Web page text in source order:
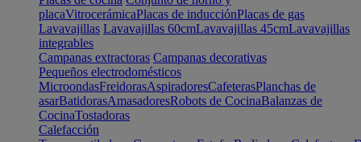
placaVitrocerámicaPlacas de inducciónPlacas de gas
Lavavajillas Lavavajillas 60cmLavavajillas 45cmLavavajillas
integrables
Campanas extractoras Campanas decorativas
Pequeños electrodomésticos
MicroondasFreidorasAspiradoresCafeterasPlanchas de
asarBatidorasAmasadoresRobots de CocinaBalanzas de
CocinaTostadoras
Calefacción